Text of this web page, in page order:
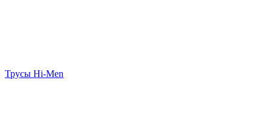
Трусы Hi-Men